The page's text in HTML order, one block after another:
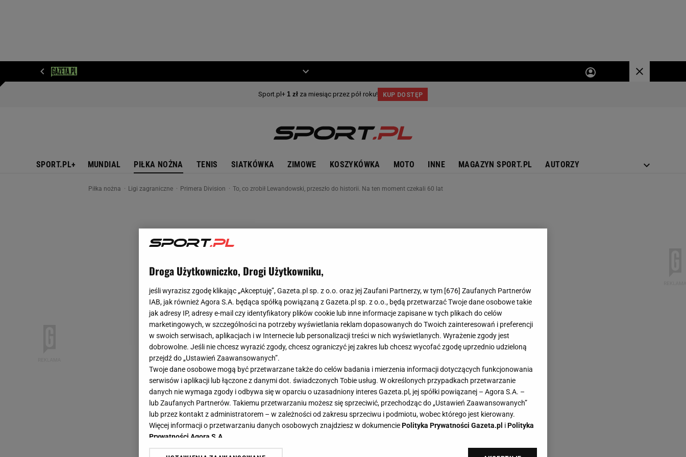
SPORT.PL+ MUNDIAL PIŁKA NOŻNA TENIS SIATKÓWKA ZIMOWE KOSZYKÓWKA MOTO INNE MAGAZYN SPORT.PL AUTORZY
Piłka nożna Ligi zagraniczne Primera Division To, co zrobił Lewandowski, przeszło do historii. Na ten moment czekali 60 lat
Droga Użytkowniczko, Drogi Użytkowniku,
jeśli wyrazisz zgodę klikając „Akceptuję”, Gazeta.pl sp. z o.o. oraz jej Zaufani Partnerzy, w tym [676] Zaufanych Partnerów
IAB, jak również Agora S.A. będąca spółką powiązaną z Gazeta.pl sp. z o.o., będą przetwarzać Twoje dane osobowe takie
jak adresy IP, adresy e-mail czy identyfikatory plików cookie lub inne informacje zapisane w tych plikach do celów
marketingowych, w szczególności na potrzeby wyświetlania reklam dopasowanych do Twoich zainteresowań i preferencji
w swoich serwisach, aplikacjach i w Internecie lub personalizacji treści w nich wyświetlanych. Wyrażenie zgody jest
dobrowolne. Jeśli nie chcesz wyrazić zgody, chcesz ograniczyć jej zakres lub chcesz wycofać zgodę uprzednio udzieloną
przejdź do „Ustawień Zaawansowanych”.
Twoje dane osobowe mogą być przetwarzane także do celów badania i mierzenia informacji dotyczących funkcjonowania
serwisów i aplikacji lub łączone z danymi dot. świadczonych Tobie usług. W określonych przypadkach przetwarzanie
danych nie wymaga zgody i odbywa się w oparciu o uzasadniony interes Gazeta.pl, jej spółki powiązanej – Agora S.A. –
lub Zaufanych Partnerów. Takiemu przetwarzaniu możesz się sprzeciwić, przechodząc do „Ustawień Zaawansowanych”
lub przez kontakt z administratorem – w zależności od zakresu sprzeciwu i podmiotu, wobec którego jest kierowany.
Więcej informacji o przetwarzaniu danych osobowych znajdziesz w dokumenciePolityka Prywatności Gazeta.pl iPolityka
Prywatności Agora S.A.